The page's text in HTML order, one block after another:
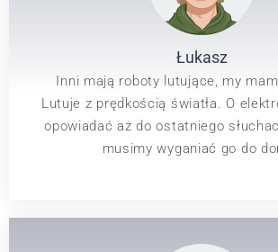
Łukasz
Inni mają roboty lutujące, my
Lutuje z prędkością światła. O
opowiadać aż do ostatniego
musimy wyganiać go do